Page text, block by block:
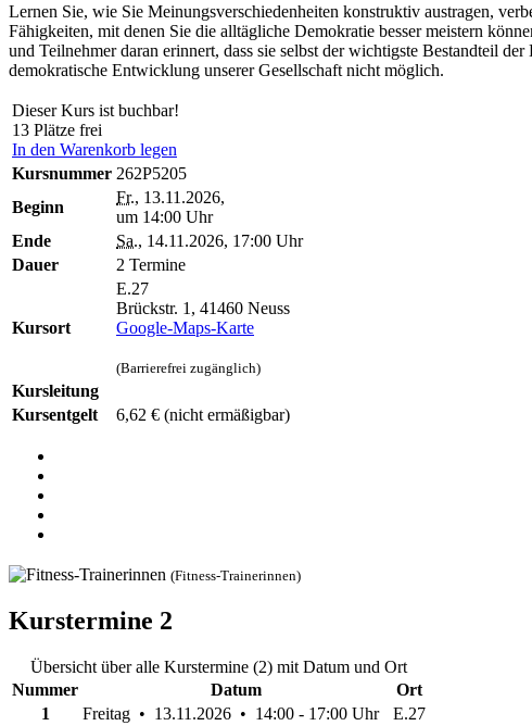
Lernen Sie, wie Sie Meinungsverschiedenheiten konstruktiv austragen,
Fähigkeiten, mit denen Sie die alltägliche Demokratie besser meistern
und Teilnehmer daran erinnert, dass sie selbst der wichtigste Bestandteil
demokratische Entwicklung unserer Gesellschaft nicht möglich.
Dieser Kurs ist buchbar!
13 Plätze frei
In den Warenkorb legen
Kursnummer 262P5205
Beginn
Fr., 13.11.2026,
um 14:00 Uhr
Ende
Sa., 14.11.2026, 17:00 Uhr
Dauer
2 Termine
Kursort
E.27
Brückstr. 1, 41460 Neuss
Google-Maps-Karte
(Barrierefrei zugänglich)
Kursleitung
Kursentgelt
6,62 € (nicht ermäßigbar)
(Fitness-Trainerinnen)
Kurstermine 2
Übersicht über alle Kurstermine (2) mit Datum und Ort
Nummer
Datum
Ort
1
Freitag • 13.11.2026 • 14:00 - 17:00 Uhr
E.27